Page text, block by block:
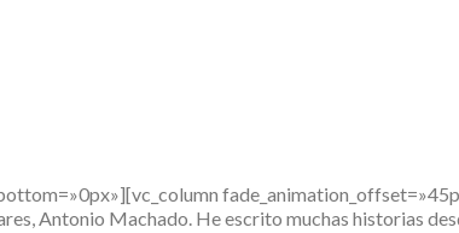
Antonio Machado. He escrito muchas historias